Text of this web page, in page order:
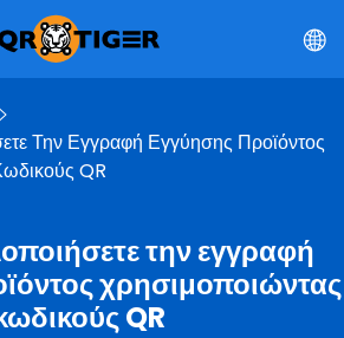
Την Εγγραφή Εγγύησης Προϊόντος
QR
την εγγραφή
χρησιμοποιώντας
QR